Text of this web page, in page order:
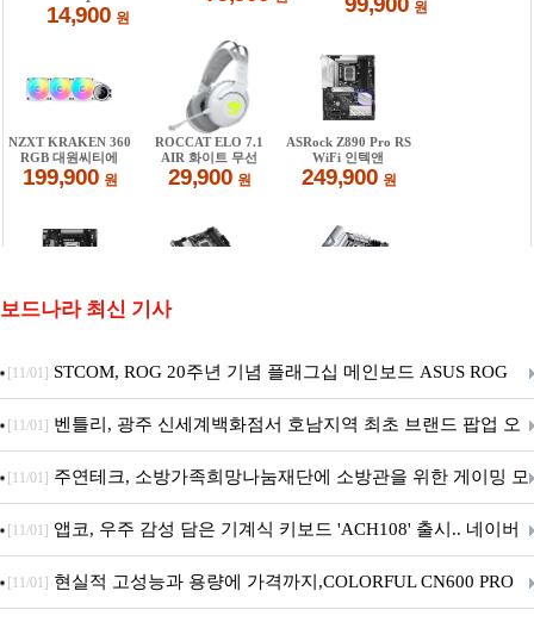
보드나라 최신 기사
[11/01] STCOM, ROG 20주년 기념 플래그십 메인보드 ASUS ROG
Crosshair X870E EDITION 20 국내 출시 예정
[11/01] 벤틀리, 광주 신세계백화점서 호남지역 최초 브랜드 팝업 오
픈
[11/01] 주연테크, 소방가족희망나눔재단에 소방관을 위한 게이밍 모
니터·스마트 펫 침대 기부
[11/01] 앱코, 우주 감성 담은 기계식 키보드 'ACH108' 출시.. 네이버
브랜드데이 기획전 진행
[11/01] 현실적 고성능과 용량에 가격까지,COLORFUL CN600 PRO